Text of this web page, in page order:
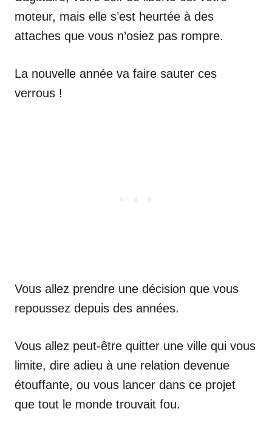
moteur, mais elle s’est heurtée à des
attaches que vous n’osiez pas rompre.
La nouvelle année va faire sauter ces
verrous !
Vous allez prendre une décision que vous
repoussez depuis des années.
Vous allez peut-être quitter une ville qui vous
limite, dire adieu à une relation devenue
étouffante, ou vous lancer dans ce projet
que tout le monde trouvait fou.